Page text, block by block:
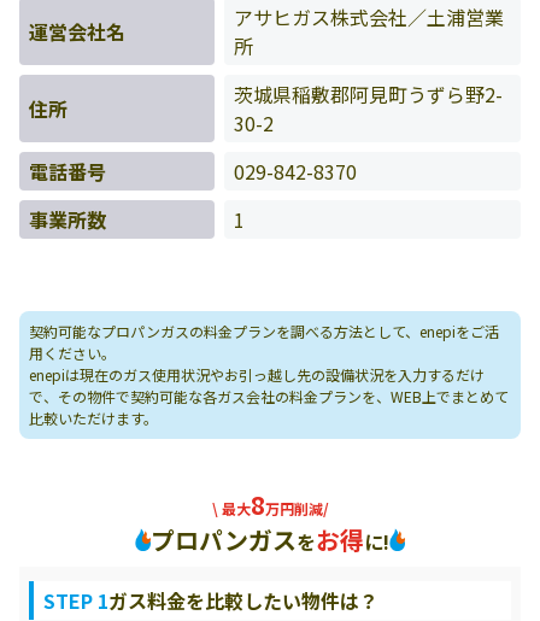
運営会社名
アサヒガス株式会社／土浦営業
所
住所
茨城県稲敷郡阿見町うずら野2-
30-2
電話番号
029-842-8370
事業所数
1
契約可能なプロパンガスの料金プランを調べる方法として、enepiをご活
用ください。
enepiは現在のガス使用状況やお引っ越し先の設備状況を入力するだけ
で、その物件で契約可能な各ガス会社の料金プランを、WEB上でまとめて
比較いただけます。
\ 最大8万円削減/
プロパンガスをお得に!
STEP 1ガス料金を比較したい物件は？